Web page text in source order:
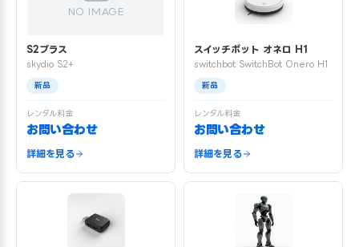
NO IMAGE
S2プラス
skydio S2+
新品
レンタル料金
お問い合わせ
詳細を見る
スイッチボット オネロ H1
switchbot SwitchBot Onero H1
新品
レンタル料金
お問い合わせ
詳細を見る